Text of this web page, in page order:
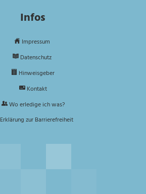
Infos
Impressum
Datenschutz
Hinweisgeber
Kontakt
Wo erledige ich was?
Erklärung zur Barrierefreiheit